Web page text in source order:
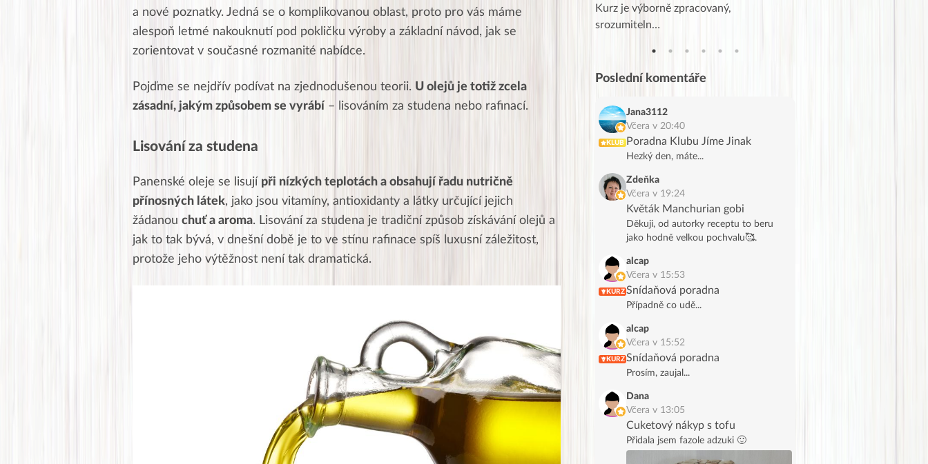
a nové poznatky. Jedná se o komplikovanou oblast, proto pro vás máme
alespoň letmé nakouknutí pod pokličku výroby a základní návod, jak se
zorientovat v současné rozmanité nabídce.
Pojďme se nejdřív podívat na zjednodušenou teorii. U olejů je totiž zcela
zásadní, jakým způsobem se vyrábí – lisováním za studena nebo rafinací.
Lisování za studena
Panenské oleje se lisují při nízkých teplotách a obsahují řadu nutričně
přínosných látek, jako jsou vitamíny, antioxidanty a látky určující jejich
žádanou chuť a aroma. Lisování za studena je tradiční způsob získávání olejů a
jak to tak bývá, v dnešní době je to ve stínu rafinace spíš luxusní záležitost,
protože jeho výtěžnost není tak dramatická.
uznání pro hlavní dvojici Peťa a Gábi!! 👏
Posílá…
Kurz je výborně zpracovaný,
srozumiteln…
Poslední komentáře
KLUB
Jana3112
Včera v 20:40
Poradna Klubu Jíme Jinak
Hezký den, máte...
Zdeňka
Včera v 19:24
Květák Manchurian gobi
Děkuji, od autorky receptu to beru
jako hodně velkou pochvalu🥰.
KURZ
alcap
Včera v 15:53
Snídaňová poradna
Případně co udě...
KURZ
alcap
Včera v 15:52
Snídaňová poradna
Prosím, zaujal...
Dana
Včera v 13:05
Cuketový nákyp s tofu
Přidala jsem fazole adzuki 🙂